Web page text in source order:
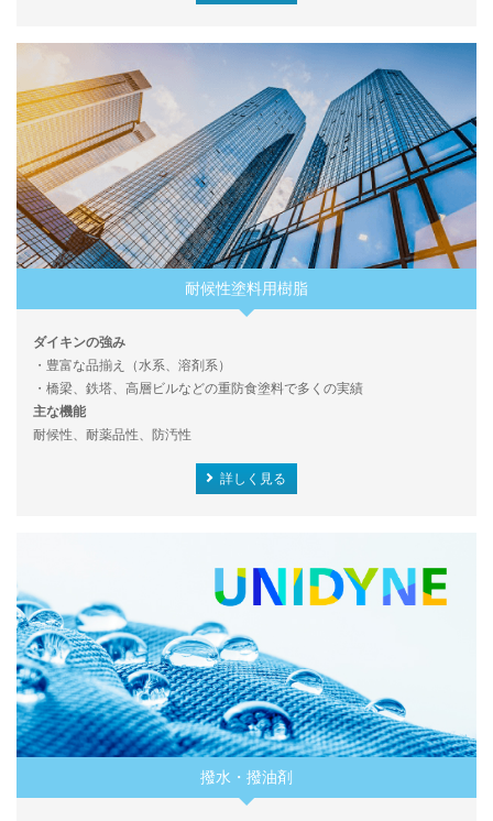
耐候性塗料用樹脂
ダイキンの強み
・豊富な品揃え（水系、溶剤系）
・橋梁、鉄塔、高層ビルなどの重防食塗料で多くの実績
主な機能
耐候性、耐薬品性、防汚性
詳しく見る
撥水・撥油剤